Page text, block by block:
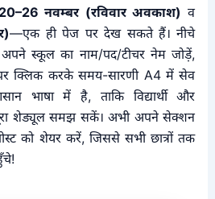
नवम्बर (रविवार अवकाश) व
—एक ही पेज पर देख सकते हैं। नीचे
स्कूल का नाम/पद/टीचर नेम जोड़ें,
क्लिक करके समय-सारणी A4 में सेव
भाषा में है, ताकि विद्यार्थी और
शेड्यूल समझ सकें। अभी अपने सेक्शन
को शेयर करें, जिससे सभी छात्रों तक